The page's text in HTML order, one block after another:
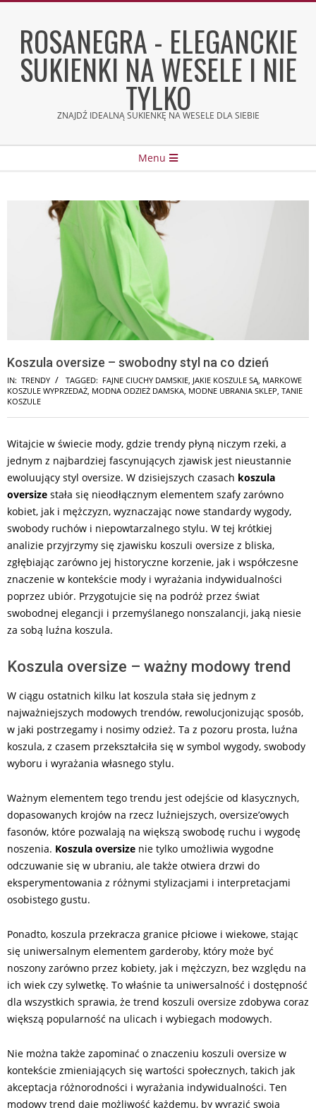
contentROSANEGRA - ELEGANCKIE
SUKIENKI NA WESELE I NIE
TYLKO
ZNAJDŹ IDEALNĄ SUKIENKĘ NA WESELE DLA SIEBIE
Menu
Koszula oversize – swobodny styl na co dzień
IN: TRENDY TAGGED: FAJNE CIUCHY DAMSKIE JAKIE KOSZULE SĄ MARKOWE
KOSZULE WYPRZEDAŻ MODNA ODZIEŻ DAMSKA MODNE UBRANIA SKLEP TANIE
KOSZULE
Witajcie w świecie mody, gdzie trendy płyną niczym rzeki, a
jednym z najbardziej fascynujących zjawisk jest nieustannie
ewoluujący styl oversize. W dzisiejszych czasach koszula
oversize stała się nieodłącznym elementem szafy zarówno
kobiet, jak i mężczyzn, wyznaczając nowe standardy wygody,
swobody ruchów i niepowtarzalnego stylu. W tej krótkiej
analizie przyjrzymy się zjawisku koszuli oversize z bliska,
zgłębiając zarówno jej historyczne korzenie, jak i współczesne
znaczenie w kontekście mody i wyrażania indywidualności
poprzez ubiór. Przygotujcie się na podróż przez świat
swobodnej elegancji i przemyślanego nonszalancji, jaką niesie
za sobą luźna koszula.
Koszula oversize – ważny modowy trend
W ciągu ostatnich kilku lat koszula stała się jednym z
najważniejszych modowych trendów, rewolucjonizując sposób,
w jaki postrzegamy i nosimy odzież. Ta z pozoru prosta, luźna
koszula, z czasem przekształciła się w symbol wygody, swobody
wyboru i wyrażania własnego stylu.
Ważnym elementem tego trendu jest odejście od klasycznych,
dopasowanych krojów na rzecz luźniejszych, oversize’owych
fasonów, które pozwalają na większą swobodę ruchu i wygodę
noszenia. Koszula oversize nie tylko umożliwia wygodne
odczuwanie się w ubraniu, ale także otwiera drzwi do
eksperymentowania z różnymi stylizacjami i interpretacjami
osobistego gustu.
Ponadto, koszula przekracza granice płciowe i wiekowe, stając
się uniwersalnym elementem garderoby, który może być
noszony zarówno przez kobiety, jak i mężczyzn, bez względu na
ich wiek czy sylwetkę. To właśnie ta uniwersalność i dostępność
dla wszystkich sprawia, że trend koszuli oversize zdobywa coraz
większą popularność na ulicach i wybiegach modowych.
Nie można także zapominać o znaczeniu koszuli oversize w
kontekście zmieniających się wartości społecznych, takich jak
akceptacja różnorodności i wyrażania indywidualności. Ten
modowy trend daje możliwość każdemu, by wyrazić swoją